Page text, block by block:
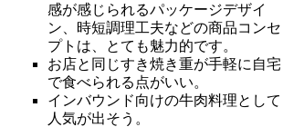
感が感じられるパッケージデザイ
ン、時短調理工夫などの商品コンセ
プトは、とても魅力的です。
お店と同じすき焼き重が手軽に自宅
で食べられる点がいい。
インバウンド向けの牛肉料理として
人気が出そう。